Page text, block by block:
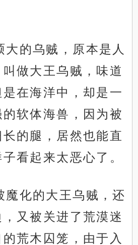
大的乌贼，原本是人
做大王乌贼，味道
在海洋中，却是一
软体海兽，因为被
的腿，居然也能直
看起来太恶心了。
魔化的大王乌贼，还
又被关进了荒漠迷
荒木囚笼，由于入